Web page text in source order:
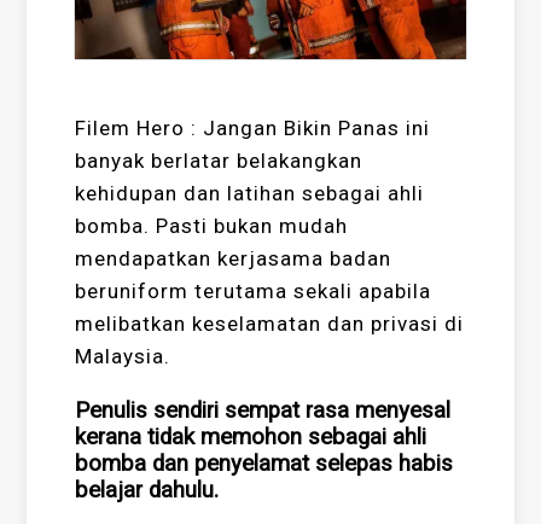
Filem Hero : Jangan Bikin Panas ini
banyak berlatar belakangkan
kehidupan dan latihan sebagai ahli
bomba. Pasti bukan mudah
mendapatkan kerjasama badan
beruniform terutama sekali apabila
melibatkan keselamatan dan privasi di
Malaysia.
Penulis sendiri sempat rasa menyesal
kerana tidak memohon sebagai ahli
bomba dan penyelamat selepas habis
belajar dahulu.